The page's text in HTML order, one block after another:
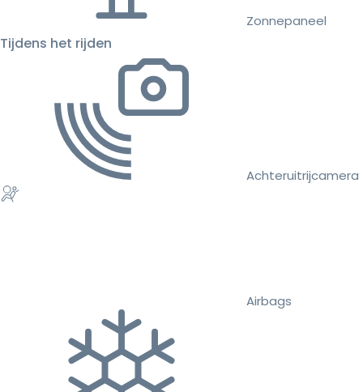
Zonnepaneel
Tijdens het rijden
Achteruitrijcamera
Airbags